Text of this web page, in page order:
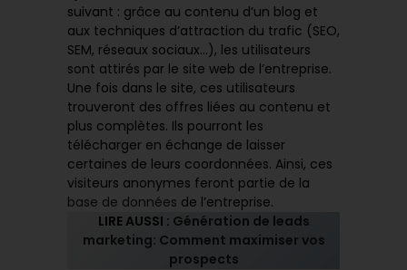
suivant : grâce au contenu d’un blog et
aux techniques d’attraction du trafic (SEO,
SEM, réseaux sociaux…), les utilisateurs
sont attirés par le site web de l’entreprise.
Une fois dans le site, ces utilisateurs
trouveront des offres liées au contenu et
plus complètes. Ils pourront les
télécharger en échange de laisser
certaines de leurs coordonnées. Ainsi, ces
visiteurs anonymes feront partie de la
base de données de l’entreprise.
LIRE AUSSI : Génération de leads
marketing: Comment maximiser vos
prospects